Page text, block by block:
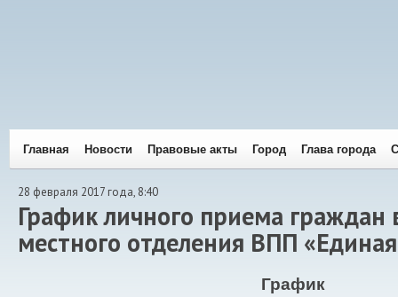
Главная Новости Правовые акты Город Глава города
28 февраля 2017 года, 8:40
График личного приема
местного отделения ВПП
График